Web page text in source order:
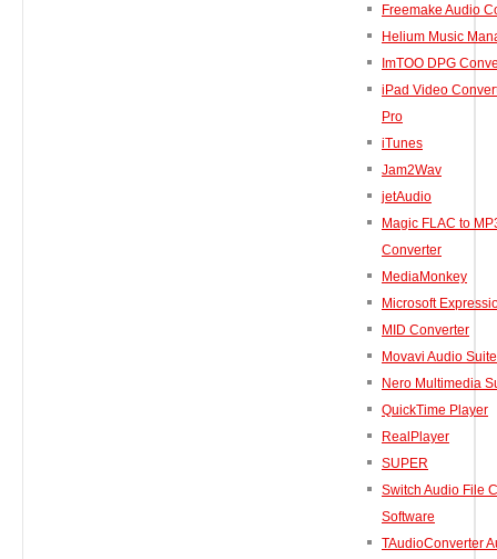
Freemake Audio
Helium Music
ImTOO DPG
iPad Video
Pro
iTunes
Jam2Wav
jetAudio
Magic FLAC to
Converter
MediaMonkey
Microsoft
MID Converter
Movavi Audio
Nero Multimedia
QuickTime Player
RealPlayer
SUPER
Switch Audio File
Software
TAudioConverter